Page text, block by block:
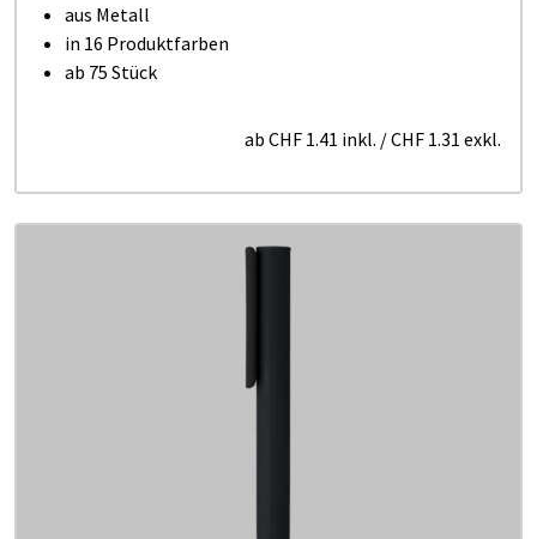
aus Metall
in 16 Produktfarben
ab 75 Stück
ab CHF 1.41 inkl. /CHF 1.31 exkl.